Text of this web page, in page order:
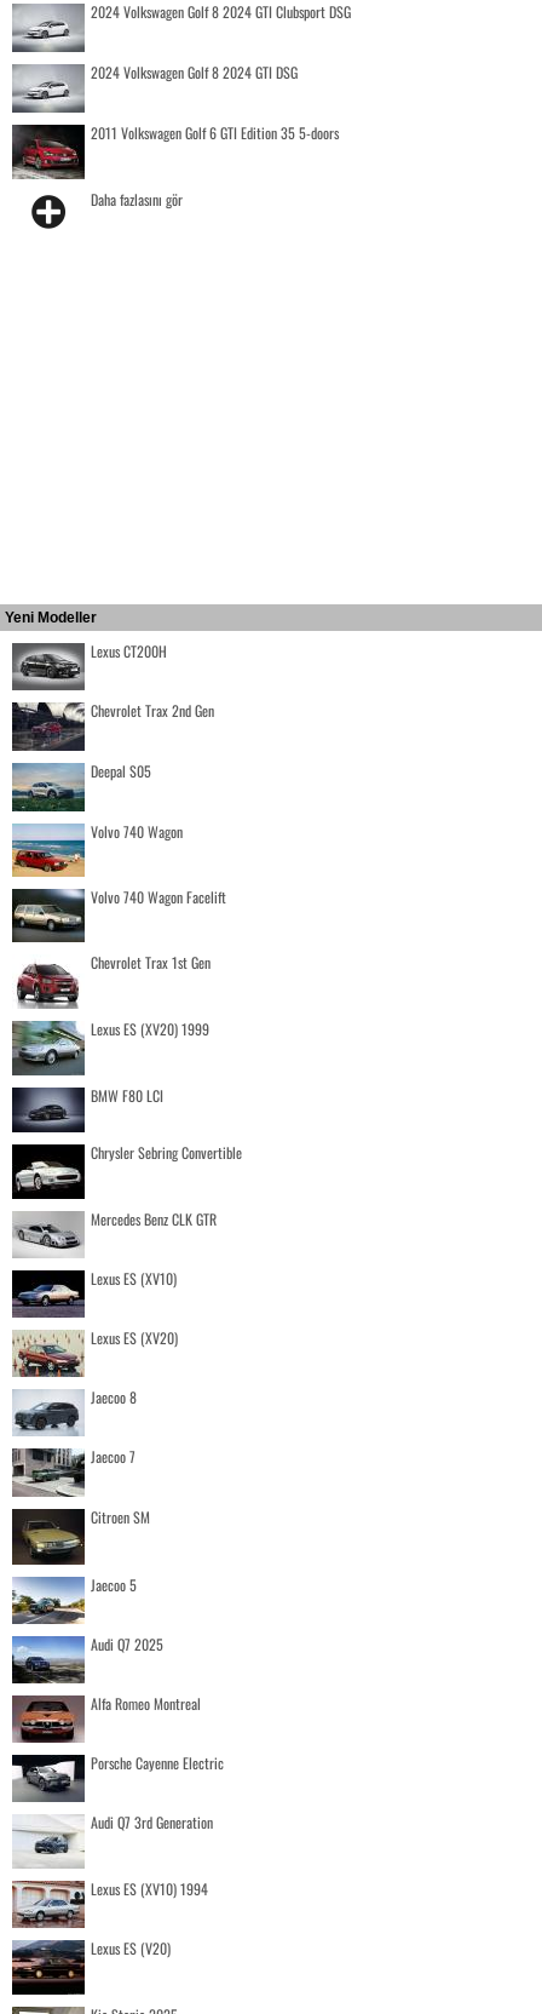
2024 Volkswagen Golf 8 2024 GTI Clubsport DSG
2024 Volkswagen Golf 8 2024 GTI DSG
2011 Volkswagen Golf 6 GTI Edition 35 5-doors
Daha fazlasını gör
Yeni Modeller
Lexus CT200H
Chevrolet Trax 2nd Gen
Deepal S05
Volvo 740 Wagon
Volvo 740 Wagon Facelift
Chevrolet Trax 1st Gen
Lexus ES (XV20) 1999
BMW F80 LCI
Chrysler Sebring Convertible
Mercedes Benz CLK GTR
Lexus ES (XV10)
Lexus ES (XV20)
Jaecoo 8
Jaecoo 7
Citroen SM
Jaecoo 5
Audi Q7 2025
Alfa Romeo Montreal
Porsche Cayenne Electric
Audi Q7 3rd Generation
Lexus ES (XV10) 1994
Lexus ES (V20)